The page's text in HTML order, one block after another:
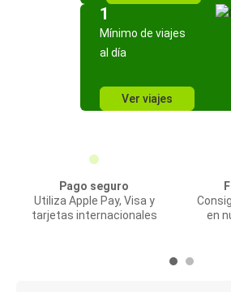
1
Mínimo de viajes
al día
Ver viajes
Pago seguro
Utiliza Apple Pay, Visa y
tarjetas internacionales
en